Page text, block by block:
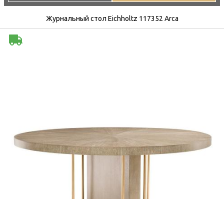
Журнальный стол Eichholtz 117352 Arca